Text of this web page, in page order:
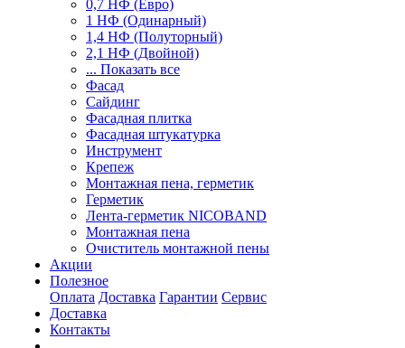
0,7 НФ (Евро)
1 НФ (Одинарный)
1,4 НФ (Полуторный)
2,1 НФ (Двойной)
... Показать все
Фасад
Сайдинг
Фасадная плитка
Фасадная штукатурка
Инструмент
Крепеж
Монтажная пена, герметик
Герметик
Лента-герметик NICOBAND
Монтажная пена
Очиститель монтажной пены
Акции
Полезное
Оплата Доставка Гарантии Сервис
Доставка
Контакты